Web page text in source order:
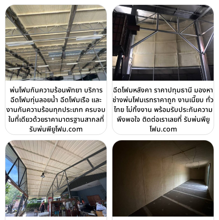
พ่นโฟมกันความร้อนพัทยา บริการ
ฉีดโฟมทุ่นลอยน้ำ ฉีดโฟมเรือ และ
งานกันความร้อนทุกประเภท ครบจบ
ในที่เดียวด้วยราคามาตรฐานสากลที่
รับพ่นพียูโฟม.com
ฉีดโฟมหลังคา ราคาปทุมธานี มองหา
ช่างพ่นโฟมเรทราคาถูก งานเนี๊ยบ ทั่ว
ไทย ไม่ทิ้งงาน พร้อมรับประกันความ
พึงพอใจ ติดต่อเราเลยที่ รับพ่นพียู
โฟม.com